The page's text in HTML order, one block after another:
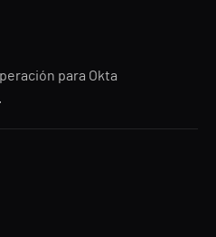
para Okta